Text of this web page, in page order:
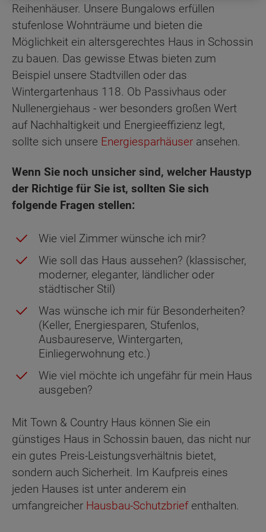
Reihenhäuser. Unsere Bungalows erfüllen
stufenlose Wohnträume und bieten die
Möglichkeit ein altersgerechtes Haus in Schossin
zu bauen. Das gewisse Etwas bieten zum
Beispiel unsere Stadtvillen oder das
Wintergartenhaus 118. Ob Passivhaus oder
Nullenergiehaus - wer besonders großen Wert
auf Nachhaltigkeit und Energieeffizienz legt,
sollte sich unsere Energiesparhäuser ansehen.
Wenn Sie noch unsicher sind, welcher Haustyp
der Richtige für Sie ist, sollten Sie sich
folgende Fragen stellen:
Wie viel Zimmer wünsche ich mir?
Wie soll das Haus aussehen? (klassischer,
moderner, eleganter, ländlicher oder
städtischer Stil)
Was wünsche ich mir für Besonderheiten?
(Keller, Energiesparen, Stufenlos,
Ausbaureserve, Wintergarten,
Einliegerwohnung etc.)
Wie viel möchte ich ungefähr für mein Haus
ausgeben?
Mit Town & Country Haus können Sie ein
günstiges Haus in Schossin bauen, das nicht nur
ein gutes Preis-Leistungsverhältnis bietet,
sondern auch Sicherheit. Im Kaufpreis eines
jeden Hauses ist unter anderem ein
umfangreicher Hausbau-Schutzbriefenthalten.